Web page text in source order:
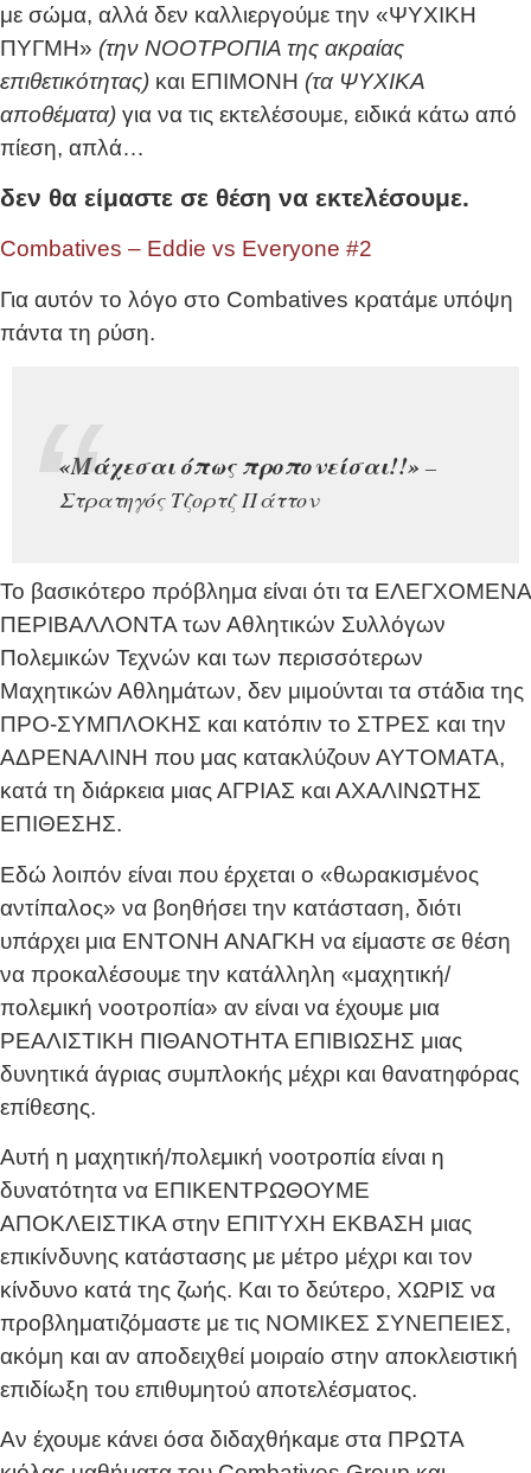
με σώμα, αλλά δεν καλλιεργούμε την «ΨΥΧΙΚΗ
ΠΥΓΜΗ» (την ΝΟΟΤΡΟΠΙΑ της ακραίας
επιθετικότητας) και ΕΠΙΜΟΝΗ (τα ΨΥΧΙΚΑ
αποθέματα) για να τις εκτελέσουμε, ειδικά κάτω από
πίεση, απλά…
δεν θα είμαστε σε θέση να εκτελέσουμε.
Combatives – Eddie vs Everyone #2
Για αυτόν το λόγο στο Combatives κρατάμε υπόψη
πάντα τη ρύση.
«Μάχεσαι όπως προπονείσαι!!» –
Στρατηγός Τζορτζ Πάττον
Το βασικότερο πρόβλημα είναι ότι τα ΕΛΕΓΧΟΜΕΝΑ
ΠΕΡΙΒΑΛΛΟΝΤΑ των Αθλητικών Συλλόγων
Πολεμικών Τεχνών και των περισσότερων
Μαχητικών Αθλημάτων, δεν μιμούνται τα στάδια της
ΠΡΟ-ΣΥΜΠΛΟΚΗΣ και κατόπιν το ΣΤΡΕΣ και την
ΑΔΡΕΝΑΛΙΝΗ που μας κατακλύζουν ΑΥΤΟΜΑΤΑ,
κατά τη διάρκεια μιας ΑΓΡΙΑΣ και ΑΧΑΛΙΝΩΤΗΣ
ΕΠΙΘΕΣΗΣ.
Εδώ λοιπόν είναι που έρχεται ο «θωρακισμένος
αντίπαλος» να βοηθήσει την κατάσταση, διότι
υπάρχει μια ΕΝΤΟΝΗ ΑΝΑΓΚΗ να είμαστε σε θέση
να προκαλέσουμε την κατάλληλη «μαχητική/
πολεμική νοοτροπία» αν είναι να έχουμε μια
ΡΕΑΛΙΣΤΙΚΗ ΠΙΘΑΝΟΤΗΤΑ ΕΠΙΒΙΩΣΗΣ μιας
δυνητικά άγριας συμπλοκής μέχρι και θανατηφόρας
επίθεσης.
Αυτή η μαχητική/πολεμική νοοτροπία είναι η
δυνατότητα να ΕΠΙΚΕΝΤΡΩΘΟΥΜΕ
ΑΠΟΚΛΕΙΣΤΙΚΑ στην ΕΠΙΤΥΧΗ ΕΚΒΑΣΗ μιας
επικίνδυνης κατάστασης με μέτρο μέχρι και τον
κίνδυνο κατά της ζωής. Και το δεύτερο, ΧΩΡΙΣ να
προβληματιζόμαστε με τις ΝΟΜΙΚΕΣ ΣΥΝΕΠΕΙΕΣ,
ακόμη και αν αποδειχθεί μοιραίο στην αποκλειστική
επιδίωξη του επιθυμητού αποτελέσματος.
Αν έχουμε κάνει όσα διδαχθήκαμε στα ΠΡΩΤΑ